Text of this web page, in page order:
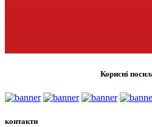
Корисні
контакти